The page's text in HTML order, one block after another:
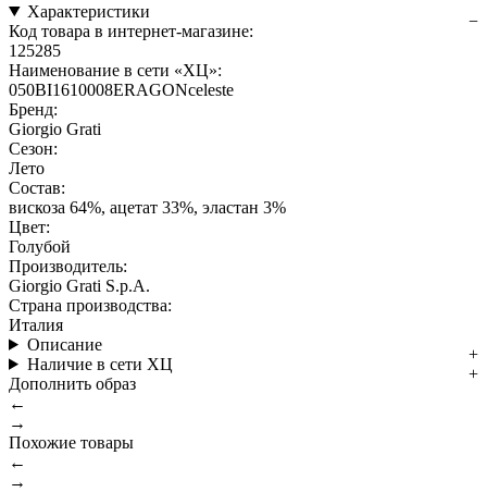
Характеристики
Код товара в интернет-магазине:
125285
Наименование в сети «ХЦ»:
050BI1610008ERAGONceleste
Бренд:
Giorgio Grati
Сезон:
Лето
Состав:
вискоза 64%, ацетат 33%, эластан 3%
Цвет:
Голубой
Производитель:
Giorgio Grati S.p.A.
Страна производства:
Италия
Описание
Наличие в сети ХЦ
Дополнить образ
←
→
Похожие товары
←
→